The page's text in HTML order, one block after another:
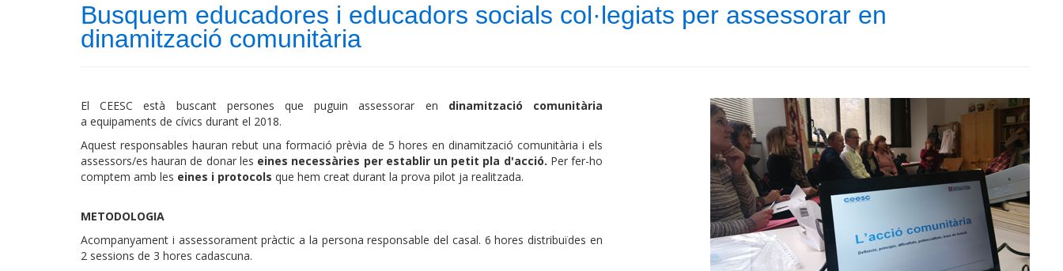
Busquem educadores i educadors socials col·legiats per assessorar en
dinamització comunitària
El CEESC està buscant persones que puguin assessorar en dinamització comunitària
a equipaments de cívics durant el 2018.
Aquest responsables hauran rebut una formació prèvia de 5 hores en dinamització comunitària i els
assessors/es hauran de donar les eines necessàries per establir un petit pla d'acció. Per fer-ho
comptem amb les eines i protocols que hem creat durant la prova pilot ja realitzada.
METODOLOGIA
Acompanyament i assessorament pràctic a la persona responsable del casal. 6 hores distribuïdes en
2 sessions de 3 hores cadascuna.